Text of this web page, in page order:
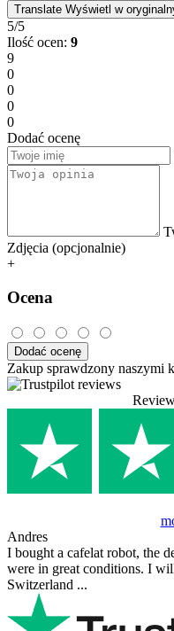
Translate Wyświetl w
5/5
Ilość ocen: 9
9
0
0
0
0
Dodać ocenę
Zdjęcia (opcjonalnie)
+
Ocena
Dodać ocenę
Zakup sprawdzony naszymi
Andres
I bought a cafelat robot, the
were in great conditions. I
Switzerland ...